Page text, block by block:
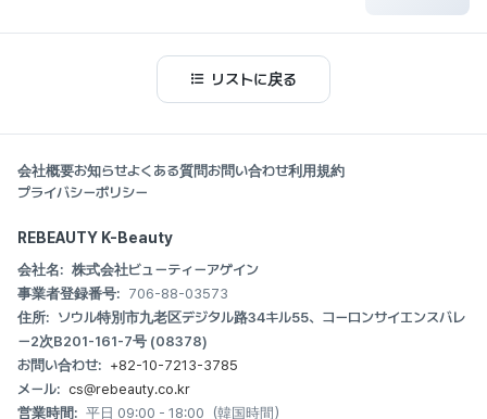
リストに戻る
会社概要お知らせよくある質問お問い合わせ利用規約
プライバシーポリシー
REBEAUTY K-Beauty
会社名: 株式会社ビューティーアゲイン
事業者登録番号: 706-88-03573
住所: ソウル特別市九老区デジタル路34キル55、コーロンサイエンスバレ
ー2次B201-161-7号 (08378)
お問い合わせ: +82-10-7213-3785
メール: cs@rebeauty.co.kr
営業時間: 平日 09:00 - 18:00（韓国時間）